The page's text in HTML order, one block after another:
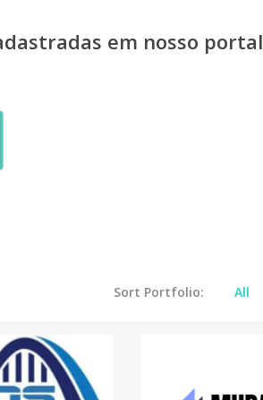
em nosso portal
Sort Portfolio: All